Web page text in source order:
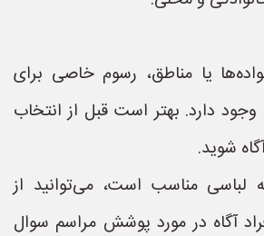
یا مناطق، رسوم خاصی برای
دارد. بهتر است قبل از انتخاب
شوید.
لباسی مناسب است، می‌توانید از
آگاه در مورد پوشش مراسم سوال